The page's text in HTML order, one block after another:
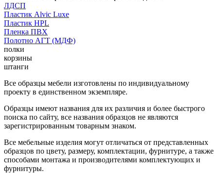
ЛДСП
Пластик Alvic Luxe
Пластик HPL
Пленка ПВХ
Полотно АГТ (МДФ)
полки
корзины
штанги
Все образцы мебели изготовлены по индивидуальному
проекту в единственном экземпляре.
Образцы имеют названия для их различия и более быстрого
поиска по сайту, все названия образцов не являются
зарегистрированным товарным знаком.
Все мебельные изделия могут отличаться от представленных
образцов по цвету, размеру, комплектации, фурнитуре, а также
способами монтажа и производителями комплектующих и
фурнитуры.